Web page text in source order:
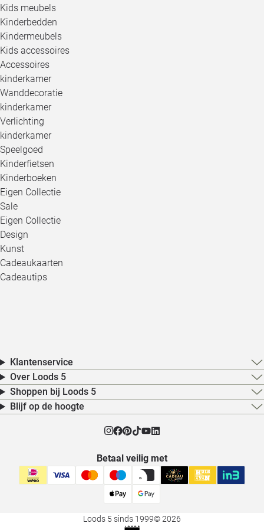
Kids meubels
Kinderbedden
Kindermeubels
Kids accessoires
Accessoires
kinderkamer
Wanddecoratie
kinderkamer
Verlichting
kinderkamer
Speelgoed
Kinderfietsen
Kinderboeken
Eigen Collectie
Sale
Eigen Collectie
Design
Kunst
Cadeaukaarten
Cadeautips
Klantenservice
Over Loods 5
Shoppen bij Loods 5
Blijf op de hoogte
Betaal veilig met
Loods 5 sinds 1999© 2026